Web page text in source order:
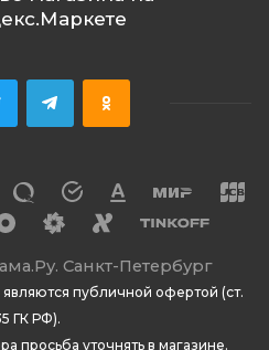
Санкт-Петербург
публичной офертой (ст.
ГК РФ).
просьба уточнять в магазине.